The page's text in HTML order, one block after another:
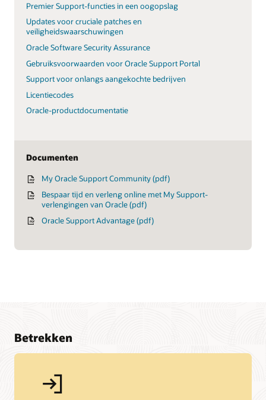
Premier Support-functies in een oogopslag
Updates voor cruciale patches en
veiligheidswaarschuwingen
Oracle Software Security Assurance
Gebruiksvoorwaarden voor Oracle Support Portal
Support voor onlangs aangekochte bedrijven
Licentiecodes
Oracle-productdocumentatie
Documenten
My Oracle Support Community (pdf)
Bespaar tijd en verleng online met My Support-
verlengingen van Oracle (pdf)
Oracle Support Advantage (pdf)
Oracle Premier Support for Systems
Licentiecodes
Betrekken